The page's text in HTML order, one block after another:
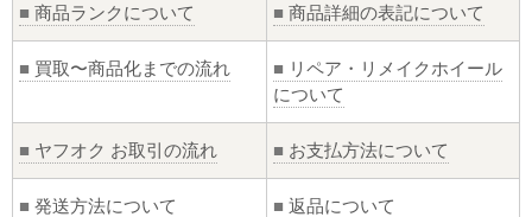
■ 商品ランクについて ■ 商品詳細の表記について
■ 買取〜商品化までの流れ ■ リペア・リメイクホイール
について
■ ヤフオク お取引の流れ ■ お支払方法について
■ 発送方法について ■ 返品について